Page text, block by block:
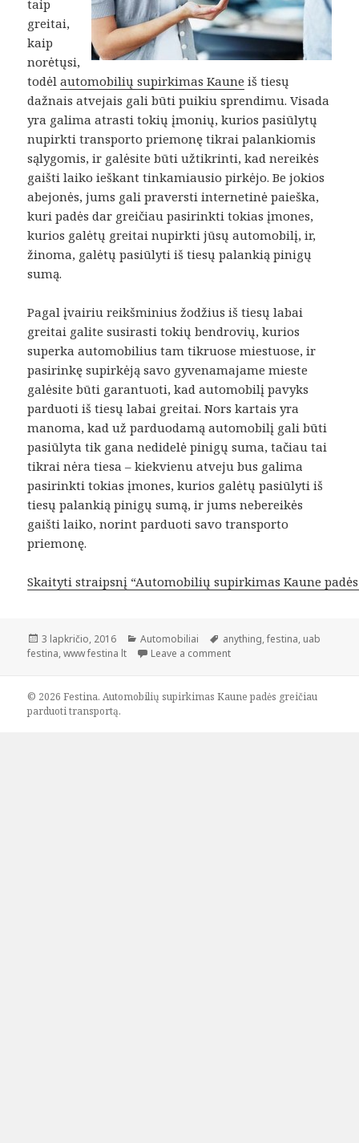
taip
greitai,
kaip
norėtųsi,
todėlautomobilių supirkimas Kaune iš tiesų
dažnais atvejais gali būti puikiu sprendimu. Visada
yra galima atrasti tokių įmonių, kurios pasiūlytų
nupirkti transporto priemonę tikrai palankiomis
sąlygomis, ir galėsite būti užtikrinti, kad nereikės
gaišti laiko ieškant tinkamiausio pirkėjo. Be jokios
abejonės, jums gali praversti internetinė paieška,
kuri padės dar greičiau pasirinkti tokias įmones,
kurios galėtų greitai nupirkti jūsų automobilį, ir,
žinoma, galėtų pasiūlyti iš tiesų palankią pinigų
sumą.
Pagal įvairiu reikšminius žodžius iš tiesų labai
greitai galite susirasti tokių bendrovių, kurios
superka automobilius tam tikruose miestuose, ir
pasirinkę supirkėją savo gyvenamajame mieste
galėsite būti garantuoti, kad automobilį pavyks
parduoti iš tiesų labai greitai. Nors kartais yra
manoma, kad už parduodamą automobilį gali būti
pasiūlyta tik gana nedidelė pinigų suma, tačiau tai
tikrai nėra tiesa – kiekvienu atveju bus galima
pasirinkti tokias įmones, kurios galėtų pasiūlyti iš
tiesų palankią pinigų sumą, ir jums nebereikės
gaišti laiko, norint parduoti savo transporto
priemonę.
Skaityti straipsnį “Automobilių supirkimas Kaune
Paskelbta
3 lapkričio, 2016 Kategorijos
Automobiliai Žymos
anything,festina, uab
festina,www festina lt Leave a comment
© 2026 Festina. Automobilių supirkimas Kaune padės greičiau
parduoti transportą.